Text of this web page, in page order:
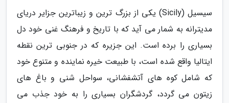
سیسیل (Sicily) یکی از بزرگ ترین و زیباترین جزایر دریای
مدیترانه به شمار می آید که با تاریخ و فرهنگ غنی خود دل
بسیاری را برده است. این جزیره که در جنوبی ترین نقطه
ایتالیا واقع شده است، با طبیعت خیره نماینده و متنوع خود
که شامل کوه های آتشفشانی، سواحل شنی و باغ های
زیتون می گردد، گردشگران بسیاری را به خود جذب می